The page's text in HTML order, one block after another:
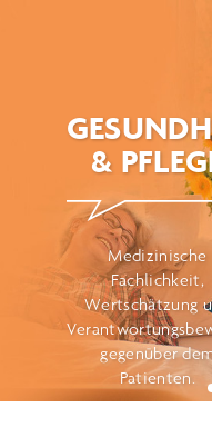
&
Medizinische
Fachlichkeit,
Wertschätzung
gegenüber
Patienten.